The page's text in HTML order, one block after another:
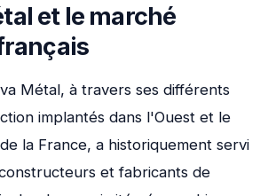
et le marché
Métal, à travers ses différents
implantés dans l'Ouest et le
la France, a historiquement servi
et fabricants de